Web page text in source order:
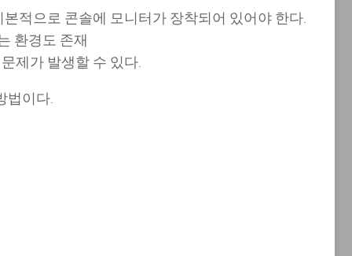
적으로 콘솔에 모니터가 장착되어 있어야 한다.
환경도 존재
제가 발생할 수 있다.
법이다.